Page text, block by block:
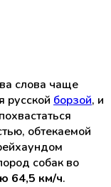
слова чаще
русской борзой, и
обтекаемой
собак во
64,5 км/ч.